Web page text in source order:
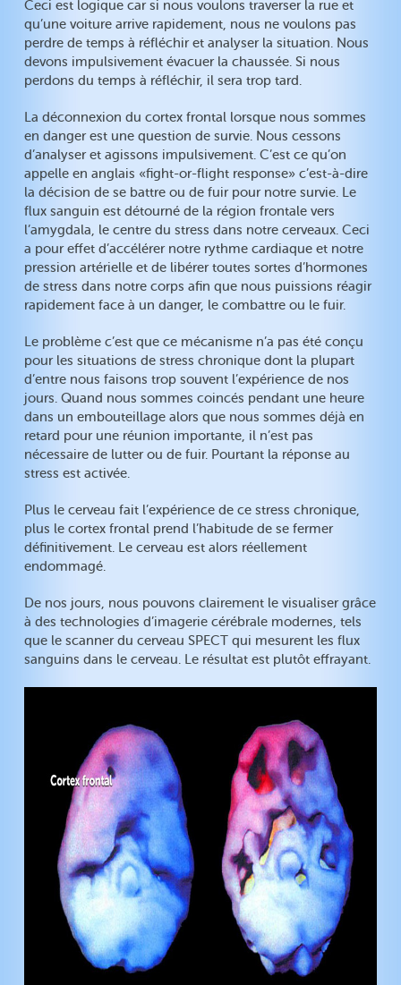
Ceci est logique car si nous voulons traverser la rue et
qu’une voiture arrive rapidement, nous ne voulons pas
perdre de temps à réfléchir et analyser la situation. Nous
devons impulsivement évacuer la chaussée. Si nous
perdons du temps à réfléchir, il sera trop tard.
La déconnexion du cortex frontal lorsque nous sommes
en danger est une question de survie. Nous cessons
d’analyser et agissons impulsivement. C’est ce qu’on
appelle en anglais «fight-or-flight response» c’est-à-dire
la décision de se battre ou de fuir pour notre survie. Le
flux sanguin est détourné de la région frontale vers
l’amygdala, le centre du stress dans notre cerveaux. Ceci
a pour effet d’accélérer notre rythme cardiaque et notre
pression artérielle et de libérer toutes sortes d’hormones
de stress dans notre corps afin que nous puissions réagir
rapidement face à un danger, le combattre ou le fuir.
Le problème c’est que ce mécanisme n’a pas été conçu
pour les situations de stress chronique dont la plupart
d’entre nous faisons trop souvent l’expérience de nos
jours. Quand nous sommes coincés pendant une heure
dans un embouteillage alors que nous sommes déjà en
retard pour une réunion importante, il n’est pas
nécessaire de lutter ou de fuir. Pourtant la réponse au
stress est activée.
Plus le cerveau fait l’expérience de ce stress chronique,
plus le cortex frontal prend l’habitude de se fermer
définitivement. Le cerveau est alors réellement
endommagé.
De nos jours, nous pouvons clairement le visualiser grâce
à des technologies d’imagerie cérébrale modernes, tels
que le scanner du cerveau SPECT qui mesurent les flux
sanguins dans le cerveau. Le résultat est plutôt effrayant.